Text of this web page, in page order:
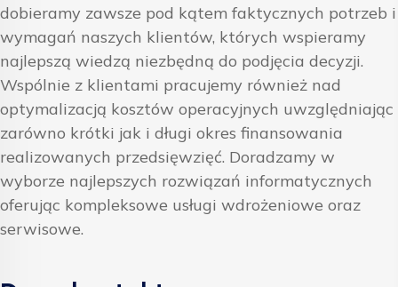
dobieramy zawsze pod kątem faktycznych potrzeb i
wymagań naszych klientów, których wspieramy
najlepszą wiedzą niezbędną do podjęcia decyzji.
Wspólnie z klientami pracujemy również nad
optymalizacją kosztów operacyjnych uwzględniając
zarówno krótki jak i długi okres finansowania
realizowanych przedsięwzięć. Doradzamy w
wyborze najlepszych rozwiązań informatycznych
oferując kompleksowe usługi wdrożeniowe oraz
serwisowe.